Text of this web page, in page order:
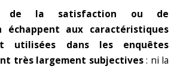
de la satisfaction ou de
échappent aux caractéristiques
utilisées dans les enquêtes
très largement subjectives: ni la